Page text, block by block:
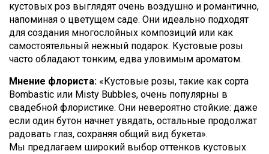
кустовых роз выглядят очень воздушно и романтично,
напоминая о цветущем саде. Они идеально подходят
для создания многослойных композиций или как
самостоятельный нежный подарок. Кустовые розы
часто обладают тонким, едва уловимым ароматом.
Мнение флориста: «Кустовые розы, такие как сорта
Bombastic или Misty Bubbles, очень популярны в
свадебной флористике. Они невероятно стойкие: даже
если один бутон начнет увядать, остальные продолжат
радовать глаз, сохраняя общий вид букета».
Мы предлагаем широкий выбор оттенков кустовых